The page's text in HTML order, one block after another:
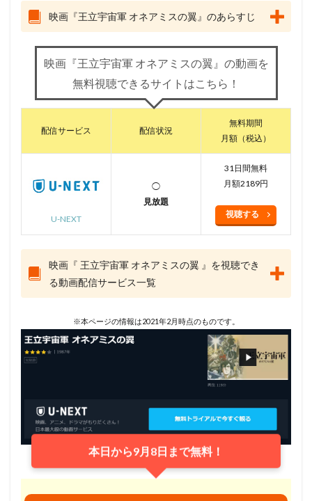
映画『王立宇宙軍 オネアミスの翼』のあらすじ
映画『王立宇宙軍 オネアミスの翼』の動画を
無料視聴できるサイトはこちら！
配信サービス 配信状況
無料期間
月額（税込）
U-NEXT
◯
見放題
31日間無料
月額2189円
視聴する
映画『 王立宇宙軍 オネアミスの翼 』を視聴でき
る動画配信サービス一覧
※本ページの情報は2021年2月時点のものです。
本日から9月8日まで無料！